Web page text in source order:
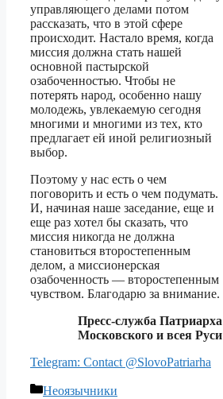
управляющего делами потом
рассказать, что в этой сфере
происходит. Настало время, когда
миссия должна стать нашей
основной пастырской
озабоченностью. Чтобы не
потерять народ, особенно нашу
молодежь, увлекаемую сегодня
многими и многими из тех, кто
предлагает ей иной религиозный
выбор.
Поэтому у нас есть о чем
поговорить и есть о чем подумать.
И, начиная наше заседание, еще и
еще раз хотел бы сказать, что
миссия никогда не должна
становиться второстепенным
делом, а миссионерская
озабоченность — второстепенным
чувством. Благодарю за внимание.
Пресс-служба Патриарха
Московского и всея Руси
Telegram: Contact @SlovoPatriarha
Рубрики
Неоязычники